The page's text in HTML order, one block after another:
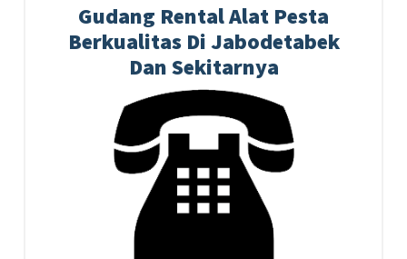
Gudang Rental Alat Pesta
Berkualitas Di Jabodetabek
Dan Sekitarnya